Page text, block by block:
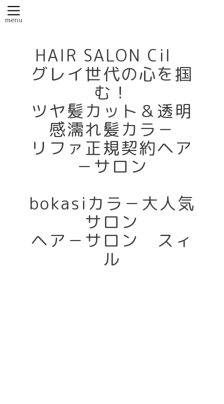
HAIR SALON Cil
グレイ世代の心を掴
む！
ツヤ髪カット＆透明
感濡れ髪カラ－
リファ正規契約ヘア
－サロン
bokasiカラ－大人気
サロン
ヘア－サロン スィ
ル